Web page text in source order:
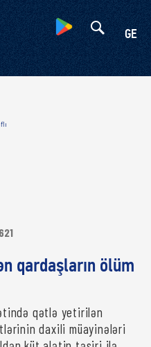
GE
621
qardaşların ölüm
qətlə yetirilən
daxili müayinələri